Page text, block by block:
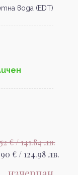
вода (EDT)
€ / 141.84 лв.
€ / 124.98 лв.